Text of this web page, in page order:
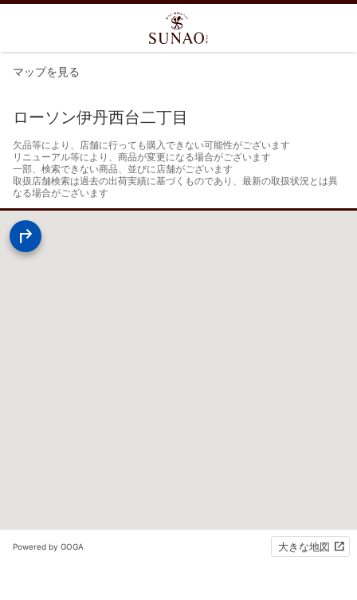
マップを見る
ローソン伊丹西台二丁目
欠品等により、店舗に行っても購入できない可能性がございます
リニューアル等により、商品が変更になる場合がございます
一部、検索できない商品、並びに店舗がございます
取扱店舗検索は過去の出荷実績に基づくものであり、最新の取扱状況とは異
なる場合がございます
Powered by GOGA 大きな地図